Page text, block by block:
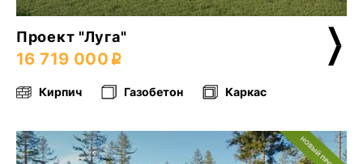
Проект "Луга"
16 719 000
Кирпич Газобетон Каркас